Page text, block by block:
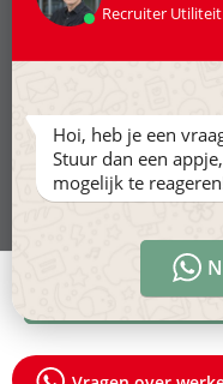
Recruiter
Hoi, heb je een
Stuur dan een
mogelijk te
Ga naar